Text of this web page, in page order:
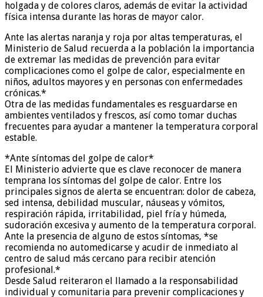
holgada y de colores claros, además de evitar la actividad
física intensa durante las horas de mayor calor.
Ante las alertas naranja y roja por altas temperaturas, el
Ministerio de Salud recuerda a la población la importancia
de extremar las medidas de prevención para evitar
complicaciones como el golpe de calor, especialmente en
niños, adultos mayores y en personas con enfermedades
crónicas.*
Otra de las medidas fundamentales es resguardarse en
ambientes ventilados y frescos, así como tomar duchas
frecuentes para ayudar a mantener la temperatura corporal
estable.
*Ante síntomas del golpe de calor*
El Ministerio advierte que es clave reconocer de manera
temprana los síntomas del golpe de calor. Entre los
principales signos de alerta se encuentran: dolor de cabeza,
sed intensa, debilidad muscular, náuseas y vómitos,
respiración rápida, irritabilidad, piel fría y húmeda,
sudoración excesiva y aumento de la temperatura corporal.
Ante la presencia de alguno de estos síntomas, *se
recomienda no automedicarse y acudir de inmediato al
centro de salud más cercano para recibir atención
profesional.*
Desde Salud reiteraron el llamado a la responsabilidad
individual y comunitaria para prevenir complicaciones y